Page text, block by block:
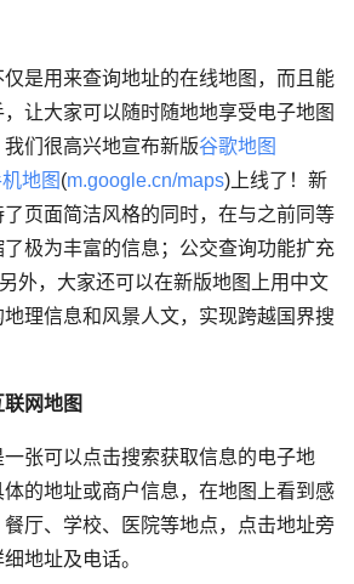
是用来查询地址的在线地图，而且能
让大家可以随时随地地享受电子地图
们很高兴地宣布新版谷歌地图
地图 (m.google.cn/maps)上线了！新
页面简洁风格的同时，在与之前同等
极为丰富的信息；公交查询功能扩充
外，大家还可以在新版地图上用中文
理信息和风景人文，实现跨越国界搜
网地图
张可以点击搜索获取信息的电子地
的地址或商户信息，在地图上看到感
厅、学校、医院等地点，点击地址旁
地址及电话。